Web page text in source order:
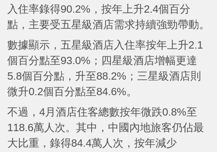
入住率錄得90.2%，按年上升2.4個百分
點，主要受五星級酒店需求持續強勁帶動。
數據顯示，五星級酒店入住率按年上升2.1
個百分點至93.0%；四星級酒店增幅更達
5.8個百分點，升至88.2%；三星級酒店則
微升0.2個百分點至84.6%。
不過，4月酒店住客總數按年微跌0.8%至
118.6萬人次。其中，中國內地旅客仍佔最
大比重，錄得84.4萬人次，按年減少